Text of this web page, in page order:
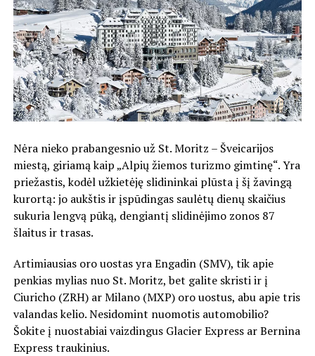
Nėra nieko prabangesnio už St. Moritz – Šveicarijos
miestą, giriamą kaip „Alpių žiemos turizmo gimtinę“. Yra
priežastis, kodėl užkietėję slidininkai plūsta į šį žavingą
kurortą: jo aukštis ir įspūdingas saulėtų dienų skaičius
sukuria lengvą pūką, dengiantį slidinėjimo zonos 87
šlaitus ir trasas.
Artimiausias oro uostas yra Engadin (SMV), tik apie
penkias mylias nuo St. Moritz, bet galite skristi ir į
Ciuricho (ZRH) ar Milano (MXP) oro uostus, abu apie tris
valandas kelio. Nesidomint nuomotis automobilio?
Šokite į nuostabiai vaizdingus Glacier Express ar Bernina
Express traukinius.